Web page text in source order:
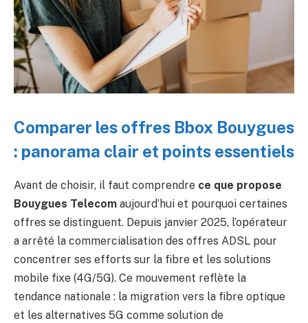
Comparer les offres Bbox Bouygues
: panorama clair et points essentiels
Avant de choisir, il faut comprendre ce que propose
Bouygues Telecom aujourd’hui et pourquoi certaines
offres se distinguent. Depuis janvier 2025, l’opérateur
a arrêté la commercialisation des offres ADSL pour
concentrer ses efforts sur la fibre et les solutions
mobile fixe (4G/5G). Ce mouvement reflète la
tendance nationale : la migration vers la fibre optique
et les alternatives 5G comme solution de